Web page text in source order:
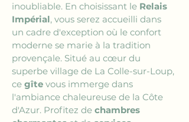
inoubliable. En choisissant le Relais
Impérial, vous serez accueilli dans
un cadre d'exception où le confort
moderne se marie à la tradition
provençale. Situé au cœur du
superbe village de La Colle-sur-Loup,
ce gîte vous immerge dans
l'ambiance chaleureuse de la Côte
d'Azur. Profitez de chambres